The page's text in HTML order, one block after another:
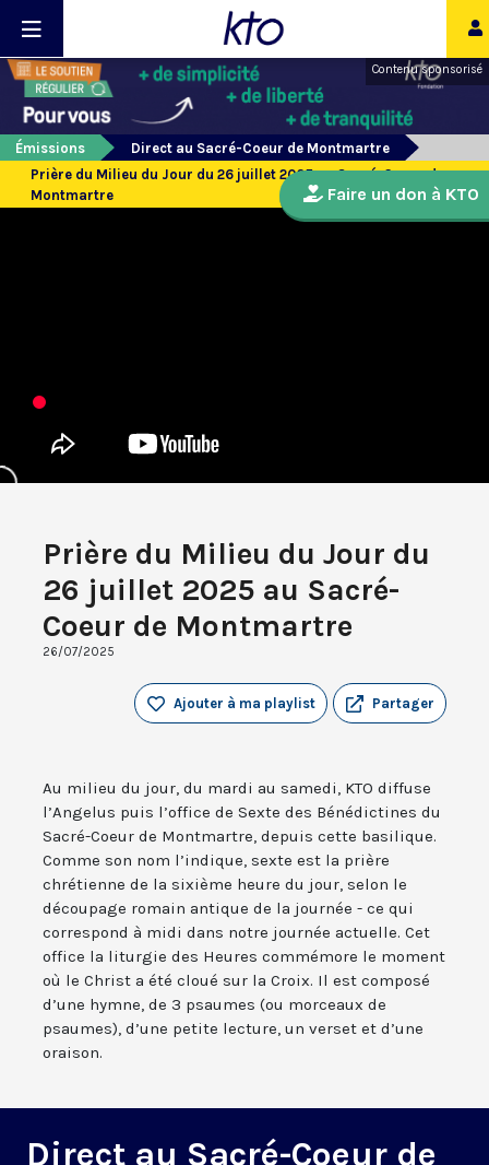
Contenu sponsorisé
Émissions
Direct au Sacré-Coeur de Montmartre
Prière du Milieu du Jour du 26 juillet 2025 au Sacré-Coeur de
Montmartre
Prière du Milieu du Jour du
26 juillet 2025 au Sacré-
Coeur de Montmartre
26/07/2025
Partager
Ajouter à ma playlist
Au milieu du jour, du mardi au samedi, KTO diffuse
l’Angelus puis l’office de Sexte des Bénédictines du
Sacré-Coeur de Montmartre, depuis cette basilique.
Comme son nom l’indique, sexte est la prière
chrétienne de la sixième heure du jour, selon le
découpage romain antique de la journée - ce qui
correspond à midi dans notre journée actuelle. Cet
office la liturgie des Heures commémore le moment
où le Christ a été cloué sur la Croix. Il est composé
d’une hymne, de 3 psaumes (ou morceaux de
psaumes), d’une petite lecture, un verset et d’une
oraison.
Direct au Sacré-Coeur de
Faire un don à KTO